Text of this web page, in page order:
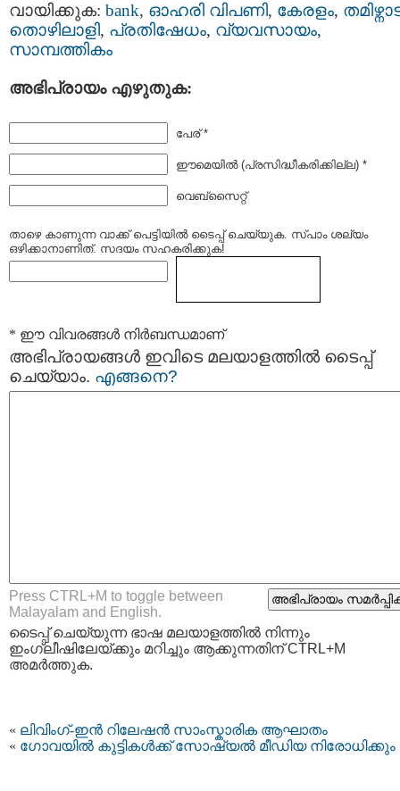
വായിക്കുക: bank, ഓഹരി വിപണി, കേരളം,
തൊഴിലാളി, പ്രതിഷേധം, വ്യവസായം,
സാമ്പത്തികം
അഭിപ്രായം എഴുതുക:
പേര് *
ഈമെയില്‍ (പ്രസിദ്ധീകരിക്കില്ല) *
വെബ്സൈറ്റ്
താഴെ കാണുന്ന വാക്ക് പെട്ടിയില്‍ ടൈപ്പ്‌ ചെയ്യുക. സ്പാം ശല്യം
ഒഴിക്കാനാണിത്. സദയം സഹകരിക്കുക!
* ഈ വിവരങ്ങള്‍ നിര്‍ബന്ധമാണ്
അഭിപ്രായങ്ങള്‍ ഇവിടെ മലയാളത്തില്‍ ടൈപ്പ്
ചെയ്യാം. എങ്ങനെ?
Press CTRL+M to toggle between
Malayalam and English.
ടൈപ്പ്‌ ചെയ്യുന്ന ഭാഷ മലയാളത്തില്‍ നിന്നും
ഇംഗ്ലീഷിലേയ്ക്കും മറിച്ചും ആക്കുന്നതിന് CTRL+M
അമര്‍ത്തുക.
« ലിവിംഗ്-ഇൻ റിലേഷൻ സാംസ്കാരിക ആഘാതം
« ഗോവയിൽ കുട്ടികൾക്ക് സോഷ്യൽ മീഡിയ നിരോധിക്കും